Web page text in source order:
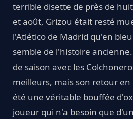
terrible disette de près de
et août, Grizou était resté
l'Atlético de Madrid qu'en
semble de l'histoire
de saison avec les
meilleurs, mais son retour en
été une véritable bouffée
joueur qui n'a besoin que